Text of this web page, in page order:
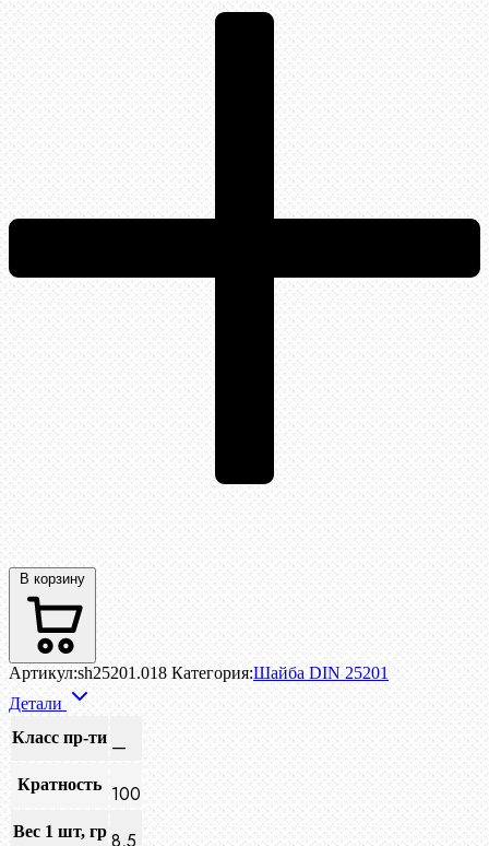
В корзину
Артикул:sh25201.018 Категория:Шайба DIN 25201
Детали
Класс пр-ти —
Кратность 100
Вес 1 шт, гр